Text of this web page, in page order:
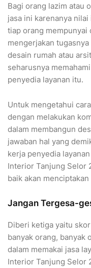
Bagi orang lazim atau
jasa ini karenanya
tiap orang mempunyai
mengerjakan
desain rumah atau
seharusnya
penyedia layanan itu.
Untuk mengetahui
dengan melakukan
dalam membangun
jawaban hal yang
kerja penyedia
Interior Tanjung Selor
baik akan
Jangan Tergesa-
Diberi ketiga yaitu
banyak orang, banyak
dalam memakai jasa
Interior Tanjung Selor